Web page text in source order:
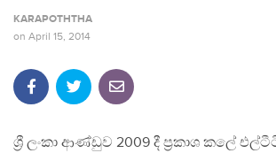
KARAPOTHTHA
on April 15, 2014
ශ්‍රී ලංකා ආණ්ඩුව 2009 දී ප්‍රකාශ කලේ